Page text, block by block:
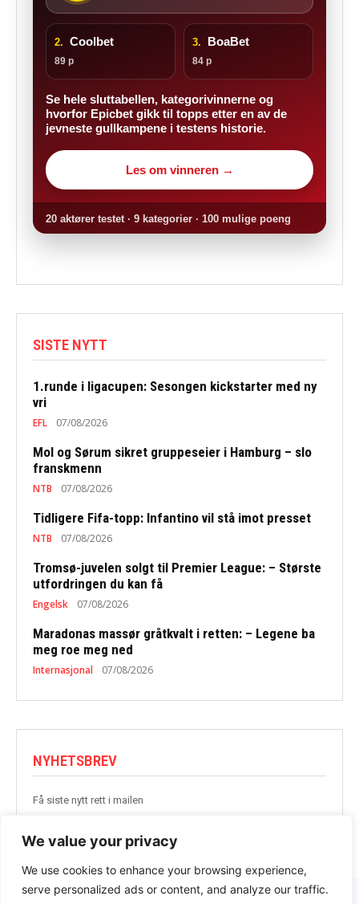
We value your privacy
We use cookies to enhance your browsing experience,
serve personalized ads or content, and analyze our traffic.
2. Coolbet
89 p
3. BoaBet
84 p
Se hele sluttabellen, kategorivinnerne og
hvorfor Epicbet gikk til topps etter en av de
jevneste gullkampene i testens historie.
Les om vinneren →
20 aktører testet · 9 kategorier · 100 mulige poeng
SISTE NYTT
1.runde i ligacupen: Sesongen kickstarter med ny
vri
EFL 07/08/2026
Mol og Sørum sikret gruppeseier i Hamburg – slo
franskmenn
NTB 07/08/2026
Tidligere Fifa-topp: Infantino vil stå imot presset
NTB 07/08/2026
Tromsø-juvelen solgt til Premier League: – Største
utfordringen du kan få
Engelsk 07/08/2026
Maradonas massør gråtkvalt i retten: – Legene ba
meg roe meg ned
Internasjonal 07/08/2026
NYHETSBREV
Få siste nytt rett i mailen